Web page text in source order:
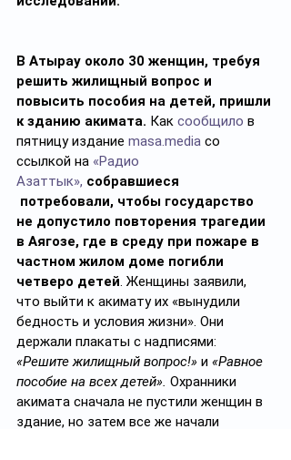
В Атырау около 30 женщин, требуя
решить жилищный вопрос и
повысить пособия на детей, пришли
к зданию акимата. Как сообщило в
пятницу издание masa.media со
ссылкой на «Радио
Азаттык», собравшиеся
потребовали, чтобы государство
не допустило повторения трагедии
в Аягозе, где в среду при пожаре в
частном жилом доме погибли
четверо детей. Женщины заявили,
что выйти к акимату их «вынудили
бедность и условия жизни». Они
держали плакаты с надписями:
«Решите жилищный вопрос!» и «Равное
пособие на всех детей». Охранники
акимата сначала не пустили женщин в
здание, но затем все же начали